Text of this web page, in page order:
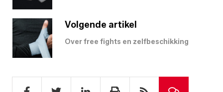
Volgende artikel
Over free fights en zelfbeschikking